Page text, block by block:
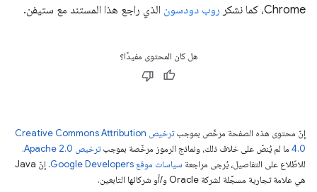
Chrome، كما نشكر
روب دودسون الذي راجع هذا المستند مع ستيفن.
هل كان المحتوى مفيدًا؟
إنّ محتوى هذه الصفحة مرخّص بموجب
ترخيص Creative Commons Attribution
4.0‏ ما لم يُنصّ على خلاف ذلك، ونماذج الرموز مرخّصة بموجبترخيص Apache 2.0‏
.
للاطّلاع على التفاصيل، يُرجى مراجعة سياسات موقع Google Developers‏
. إنّ Java
هي علامة تجارية مسجَّلة لشركة Oracle و/أو شركائها التابعين.